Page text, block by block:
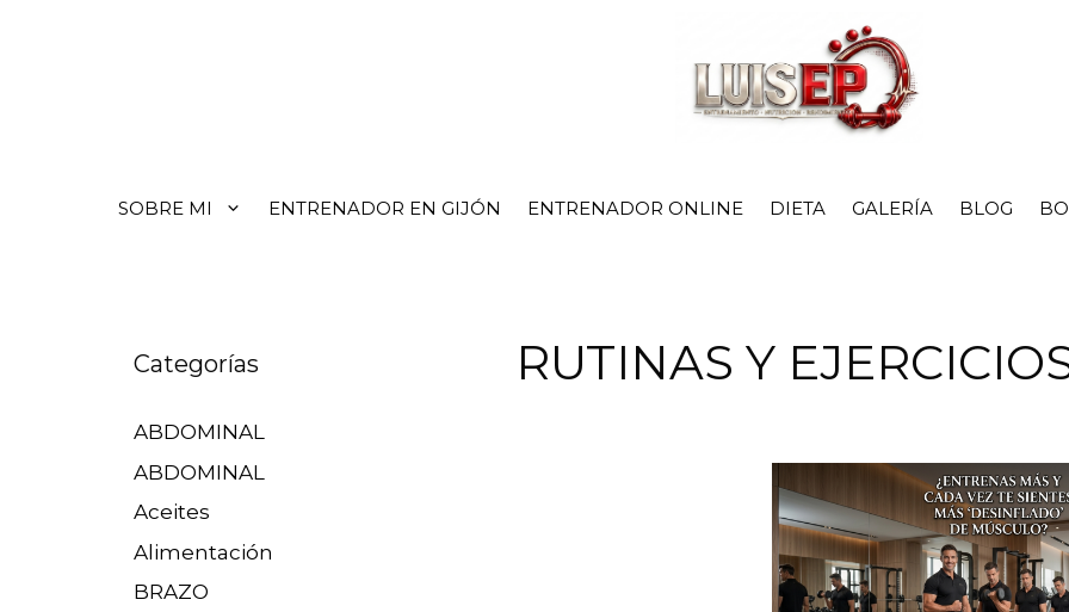
SOBRE MI ENTRENADOR EN GIJÓN ENTRENADOR ONLINE DIETA GALERÍA BLOG
RUTINAS Y
Categorías
ABDOMINAL
ABDOMINAL
Aceites
Alimentación
BRAZO